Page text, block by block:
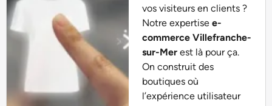
vos visiteurs en clients ?
Notre expertisee-
commerce Villefranche-
sur-Mer est là pour ça.
On construit des
boutiques où
l’expérience utilisateur